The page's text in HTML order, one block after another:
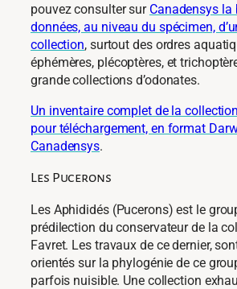
pouvez consulter sur Canadensys la
données, au niveau du spécimen,
collection, surtout des ordres
éphémères, plécoptères, et
grande collections d’odonates.
Un inventaire complet de la
pour téléchargement, en format
Canadensys.
Les Pucerons
Les Aphididés (Pucerons) est le
prédilection du conservateur de la
Favret. Les travaux de ce dernier,
orientés sur la phylogénie de ce
parfois nuisible. Une collection